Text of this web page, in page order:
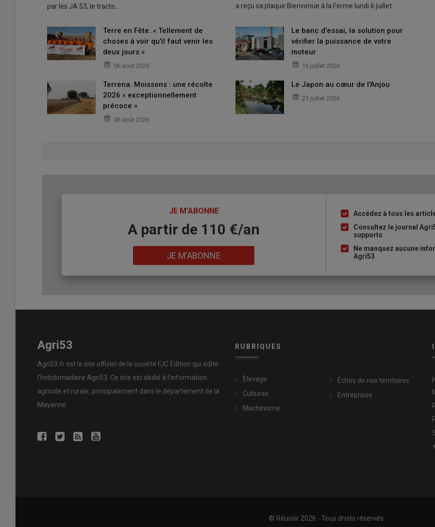
par les JA 53, le tracto…
a reçu sa plaque Bienvenue à la Ferme lundi 6 juillet.
Terre en Fête. « Tellement de
choses à voir qu'il faut venir les
deux jours »
06 août 2026
Le banc d'essai, la solution pour
vérifier la puissance de votre
moteur
16 juillet 2026
Terrena. Moissons : une récolte
2026 « exceptionnellement
précoce »
06 août 2026
Le Japon au cœur de l'Anjou
23 juillet 2026
JE M'ABONNE
A partir de 110 €/an
JE M'ABONNE
Liste
à
puce
Accédez à tous les
Consultez le journal
supports
Ne manquez aucune
Agri53
Agri53
Agri53.fr est le site officiel de la société FJC Édition qui édite
l’hebdomadaire Agri53. Ce site est dédié à l’information
agricole et rurale, principalement dans le département de la
Mayenne.
RUBRIQUES
Élevage
Cultures
Machinisme
Échos de nos territoires
Entreprises
© Réussir 2026 - Tous droits réservés